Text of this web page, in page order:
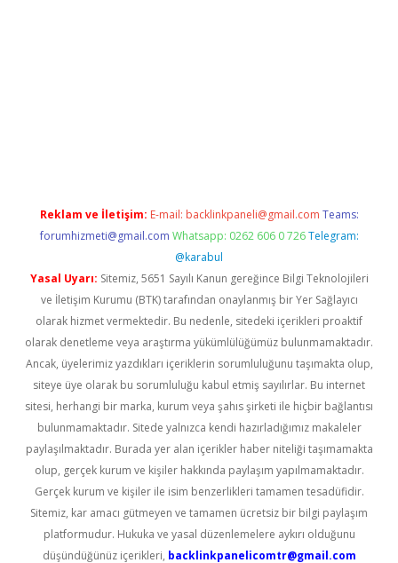
Reklam ve İletişim: E-mail: backlinkpaneli@gmail.com Teams:
forumhizmeti@gmail.com Whatsapp: 0262 606 0 726 Telegram:
@karabul
Yasal Uyarı: Sitemiz, 5651 Sayılı Kanun gereğince Bilgi Teknolojileri
ve İletişim Kurumu (BTK) tarafından onaylanmış bir Yer Sağlayıcı
olarak hizmet vermektedir. Bu nedenle, sitedeki içerikleri proaktif
olarak denetleme veya araştırma yükümlülüğümüz bulunmamaktadır.
Ancak, üyelerimiz yazdıkları içeriklerin sorumluluğunu taşımakta olup,
siteye üye olarak bu sorumluluğu kabul etmiş sayılırlar. Bu internet
sitesi, herhangi bir marka, kurum veya şahıs şirketi ile hiçbir bağlantısı
bulunmamaktadır. Sitede yalnızca kendi hazırladığımız makaleler
paylaşılmaktadır. Burada yer alan içerikler haber niteliği taşımamakta
olup, gerçek kurum ve kişiler hakkında paylaşım yapılmamaktadır.
Gerçek kurum ve kişiler ile isim benzerlikleri tamamen tesadüfidir.
Sitemiz, kar amacı gütmeyen ve tamamen ücretsiz bir bilgi paylaşım
platformudur. Hukuka ve yasal düzenlemelere aykırı olduğunu
düşündüğünüz içerikleri, backlinkpanelicomtr@gmail.com